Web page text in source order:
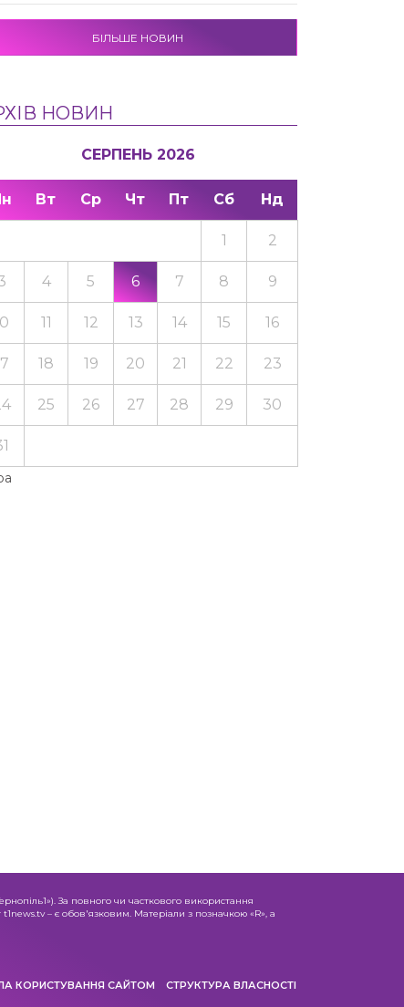
БІЛЬШЕ НОВИН
НОВИН
СЕРПЕНЬ 2026
Вт Ср Чт Пт Сб Нд
1 2
4 5 6 7 8 9
11 12 13 14 15 16
18 19 20 21 22 23
25 26 27 28 29 30
За повного чи часткового використання
– є обов'язковим. Матеріали з позначкою «R», а
КОРИСТУВАННЯ САЙТОМ СТРУКТУРА ВЛАСНОСТІ